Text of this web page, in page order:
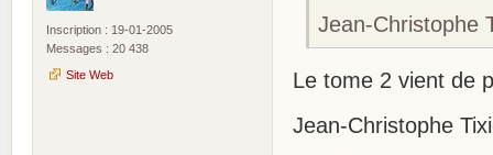
Inscription : 19-01-2005
Messages : 20 438
Site Web
Jean-Christophe
Le tome 2 vient de
Jean-Christophe